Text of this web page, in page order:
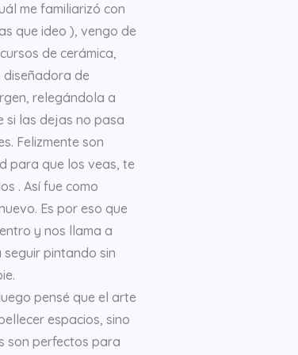
me familiarizó con
que ideo ), vengo de
de cerámica,
de
relegándola a
si las dejas no pasa
Felizmente son
para que los veas, te
. Así fue como
Es por eso que
y nos llama a
pintando sin
pensé que el arte
espacios, sino
son perfectos para